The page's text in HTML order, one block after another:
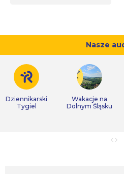
Nasze
Dziennikarski
Tygiel
Wakacje na
Dolnym Śląsku